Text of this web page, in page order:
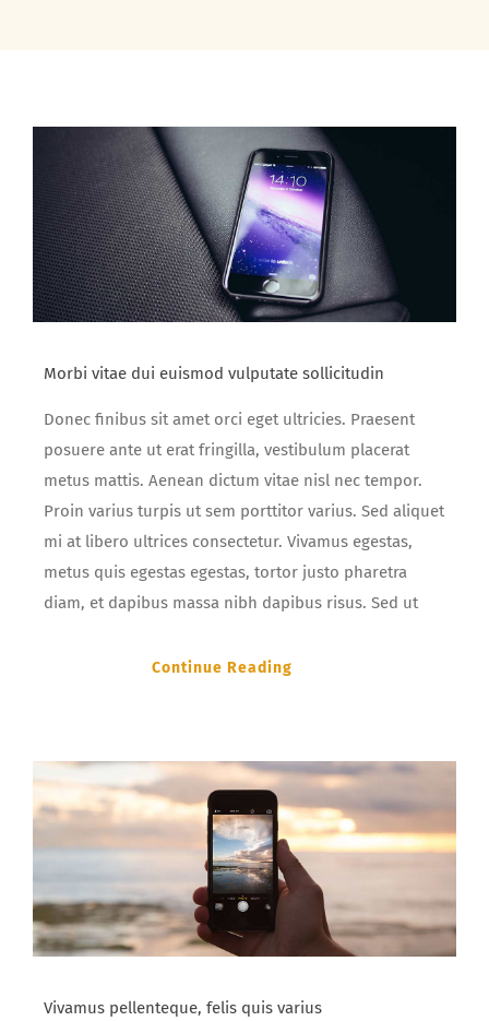
Morbi vitae dui euismod vulputate sollicitudin
Donec finibus sit amet orci eget ultricies. Praesent
posuere ante ut erat fringilla, vestibulum placerat
metus mattis. Aenean dictum vitae nisl nec tempor.
Proin varius turpis ut sem porttitor varius. Sed aliquet
mi at libero ultrices consectetur. Vivamus egestas,
metus quis egestas egestas, tortor justo pharetra
diam, et dapibus massa nibh dapibus risus. Sed ut
Continue Reading
Vivamus pellenteque, felis quis varius